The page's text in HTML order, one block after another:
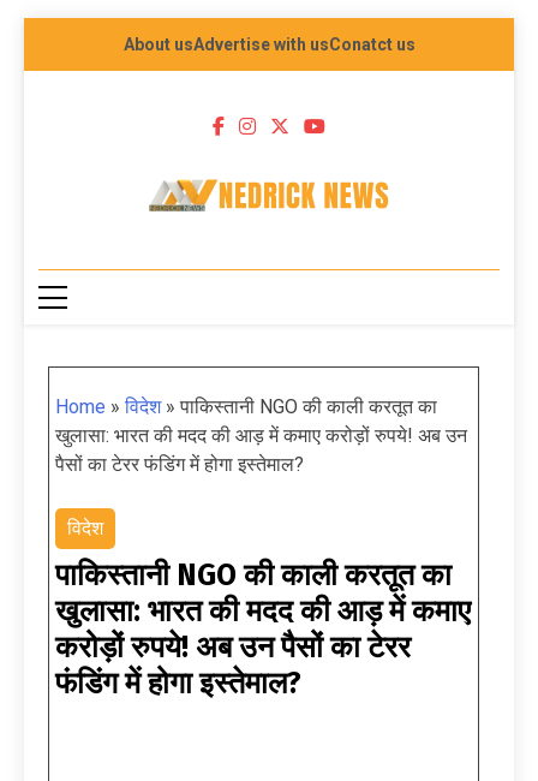
About usAdvertise with usConatct us
NEDRICK NEWS
Home »विदेश»पाकिस्तानी NGO की काली करतूत का
खुलासा: भारत की मदद की आड़ में कमाए करोड़ों रुपये! अब उन
पैसों का टेरर फंडिंग में होगा इस्तेमाल?
विदेश
पाकिस्तानी NGO की काली करतूत का
खुलासा: भारत की मदद की आड़ में कमाए
करोड़ों रुपये! अब उन पैसों का टेरर
फंडिंग में होगा इस्तेमाल?